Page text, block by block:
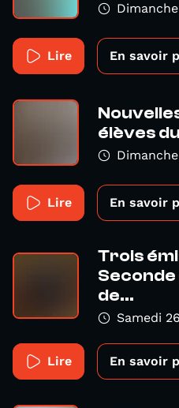
Lire En savoir
élèves
Lire En savoir
Trois
Seconde
de...
Samedi
Lire En savoir